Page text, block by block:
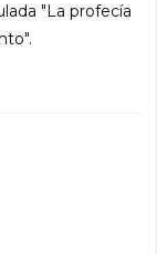
"La profecía